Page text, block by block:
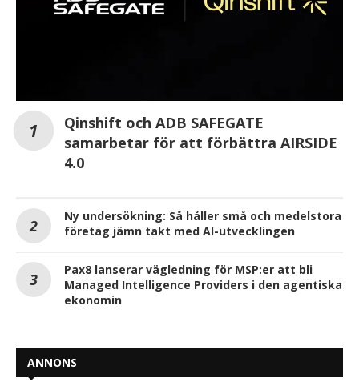
Qinshift och ADB SAFEGATE
samarbetar för att förbättra AIRSIDE
4.0
Ny undersökning: Så håller små och medelstora
företag jämn takt med AI-utvecklingen
Pax8 lanserar vägledning för MSP:er att bli
Managed Intelligence Providers i den agentiska
ekonomin
ANNONS